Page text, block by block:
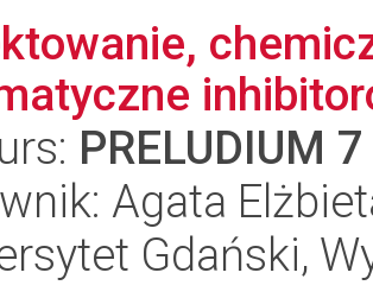
PRELUDIUM 7
Agata
Gdański,